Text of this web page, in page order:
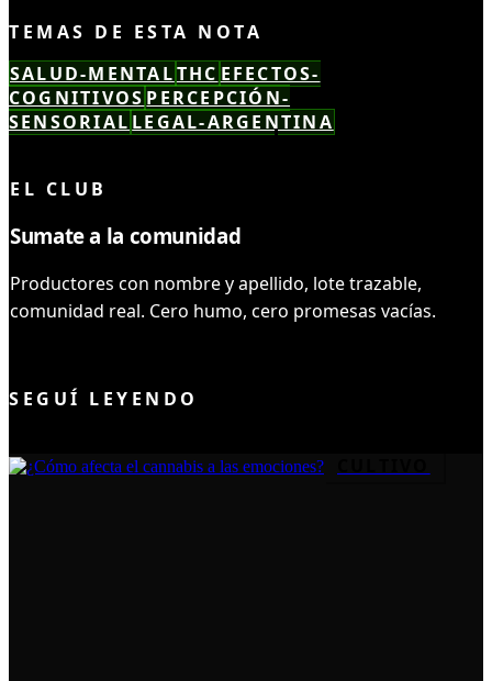
TEMAS DE ESTA NOTA
SALUD-MENTALTHC EFECTOS-
COGNITIVOS PERCEPCIÓN-
SENSORIAL LEGAL-ARGENTINA
EL CLUB
Sumate a la comunidad
Productores con nombre y apellido, lote trazable,
comunidad real. Cero humo, cero promesas vacías.
SEGUÍ LEYENDO